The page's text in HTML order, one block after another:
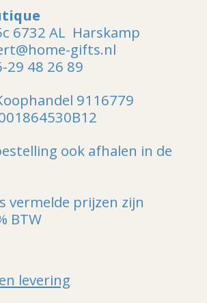
6732 AL Harskamp
gifts.nl
29 48 26 89
9116779
ook afhalen in de
vermelde prijzen zijn
BTW
levering